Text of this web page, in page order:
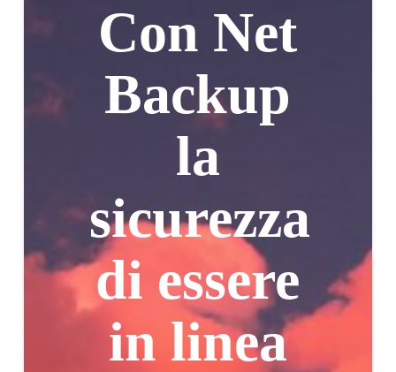
Con Net
Backup
la
sicurezza
di essere
in linea